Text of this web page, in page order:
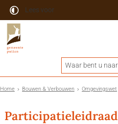
Lees voor
Home Bouwen & Verbouwen Omgevingswet
Participatieleidraad